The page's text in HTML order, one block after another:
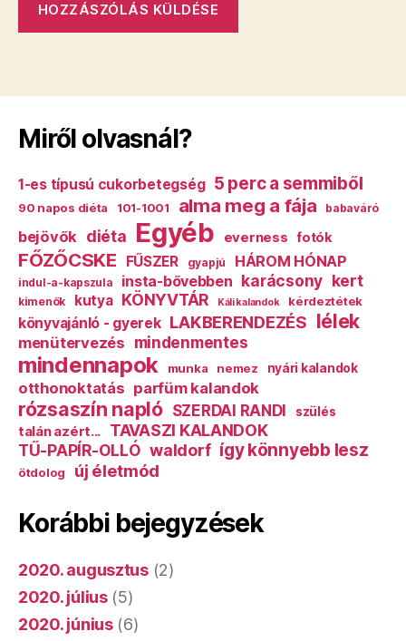
Miről olvasnál?
1-es típusú cukorbetegség 5 perc a semmiből
90 napos diéta 101-1001 alma meg a fája babaváró
bejövők diéta Egyéb everness fotók
FŐZŐCSKE FŰSZER gyapjú HÁROM HÓNAP
indul-a-kapszula insta-bővebben karácsony kert
kimenők kutya KÖNYVTÁR Káli kalandok kérdeztétek
könyvajánló - gyerek LAKBERENDEZÉS lélek
menütervezés mindenmentes
mindennapok munka nemez nyári kalandok
otthonoktatás parfüm kalandok
rózsaszín napló SZERDAI RANDI szülés
talán azért...
TAVASZI KALANDOK
TŰ-PAPÍR-OLLÓ waldorf így könnyebb lesz
ötdolog új életmód
Korábbi bejegyzések
2020. augusztus(2)
2020. július(5)
2020. június(6)